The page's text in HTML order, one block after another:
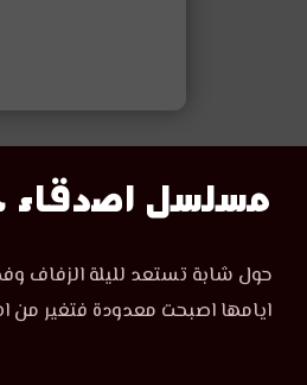
مشاهدة
مسلسل
اصدقاء
مسلسل اصدقاء
مشاهدة
مسلسل
اصدقاء
حول شابة تستعد لليلة الزفاف
ايامها اصبحت معدودة فتغير من